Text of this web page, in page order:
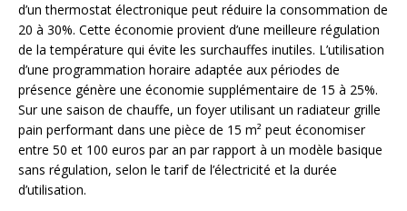
d’un thermostat électronique peut réduire la consommation de
20 à 30%. Cette économie provient d’une meilleure régulation
de la température qui évite les surchauffes inutiles. L’utilisation
d’une programmation horaire adaptée aux périodes de
présence génère une économie supplémentaire de 15 à 25%.
Sur une saison de chauffe, un foyer utilisant un radiateur grille
pain performant dans une pièce de 15 m² peut économiser
entre 50 et 100 euros par an par rapport à un modèle basique
sans régulation, selon le tarif de l’électricité et la durée
d’utilisation.